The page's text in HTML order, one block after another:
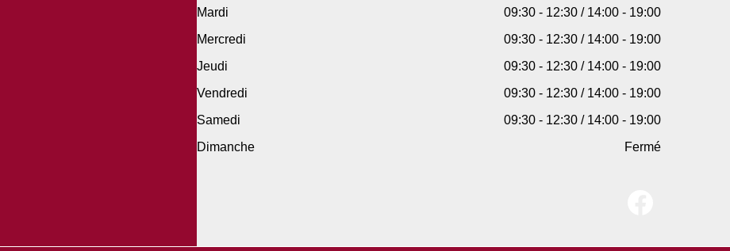
Mardi
09:30 - 12:30 / 14:00 - 19:00
Mercredi
09:30 - 12:30 / 14:00 - 19:00
Jeudi
09:30 - 12:30 / 14:00 - 19:00
Vendredi
09:30 - 12:30 / 14:00 - 19:00
Samedi
09:30 - 12:30 / 14:00 - 19:00
Dimanche
Fermé